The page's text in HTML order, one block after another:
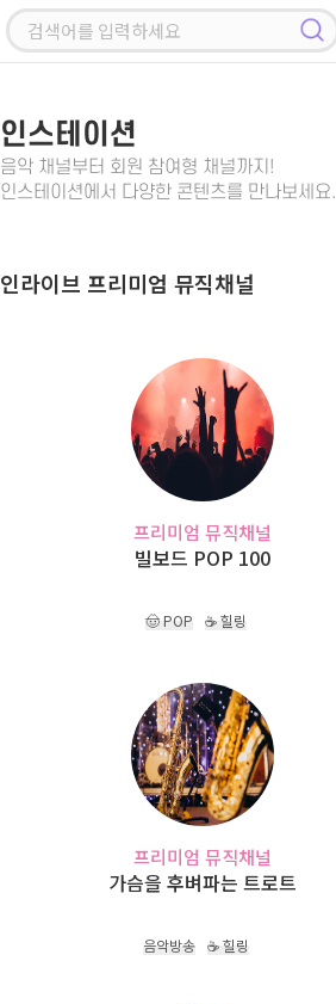
인스테이션
음악 채널부터 회원 참여형 채널까지!
인스테이션에서 다양한 콘텐츠를 만나보세요.
인라이브 프리미엄 뮤직채널
프리미엄 뮤직채널
빌보드 POP 100
🤠 POP ☕ 힐링
프리미엄 뮤직채널
가슴을 후벼파는 트로트
음악방송 ☕ 힐링